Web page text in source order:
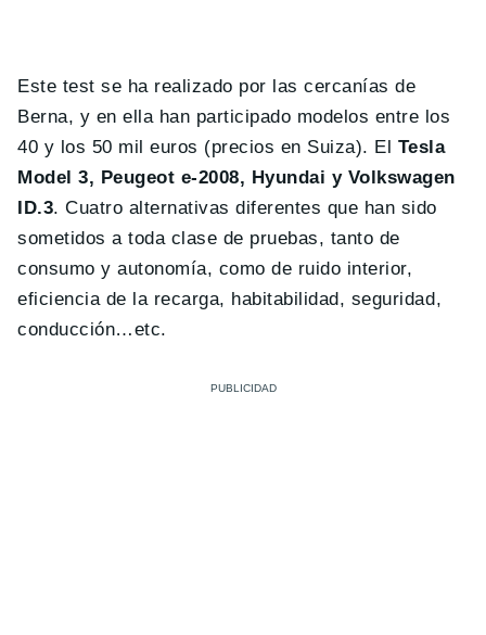
Este test se ha realizado por las cercanías de
Berna, y en ella han participado modelos entre los
40 y los 50 mil euros (precios en Suiza). El Tesla
Model 3, Peugeot e-2008, Hyundai y Volkswagen
ID.3. Cuatro alternativas diferentes que han sido
sometidos a toda clase de pruebas, tanto de
consumo y autonomía, como de ruido interior,
eficiencia de la recarga, habitabilidad, seguridad,
conducción…etc.